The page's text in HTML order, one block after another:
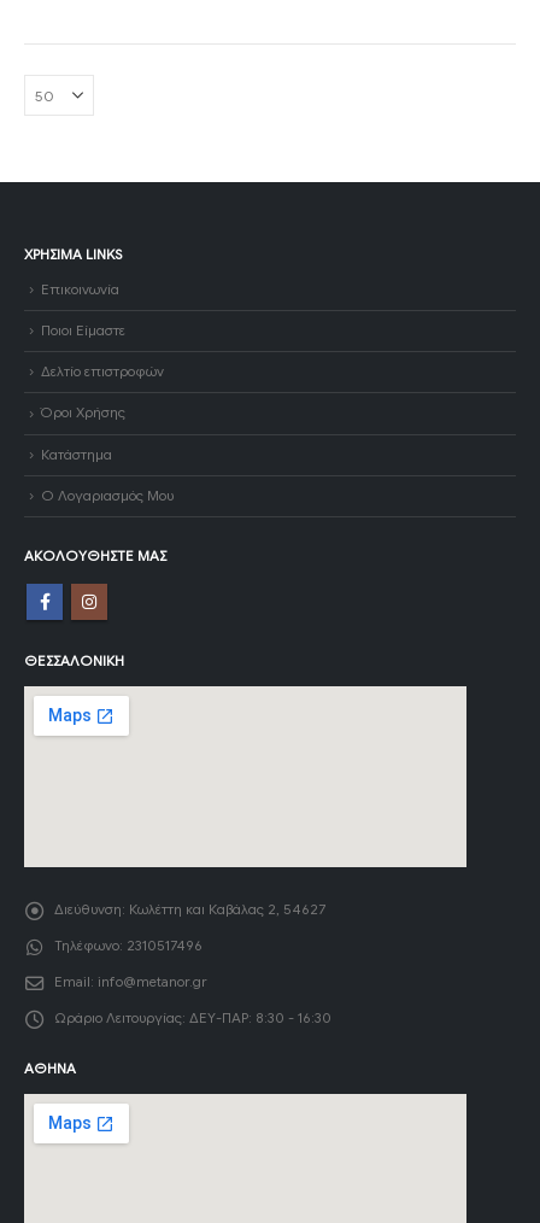
ΧΡΉΣΙΜΑ LINKS
Επικοινωνία
Ποιοι Είμαστε
Δελτίο επιστροφών
Όροι Χρήσης
Κατάστημα
Ο Λογαριασμός Μου
ΑΚΟΛΟΥΘΉΣΤΕ ΜΑΣ
ΘΕΣΣΑΛΟΝΊΚΗ
Διεύθυνση: Κωλέττη και Καβάλας 2, 54627
Τηλέφωνο: 2310517496
Email: info@metanor.gr
Ωράριο Λειτουργίας: ΔΕΥ-ΠΑΡ: 8:30 - 16:30
ΑΘΉΝΑ